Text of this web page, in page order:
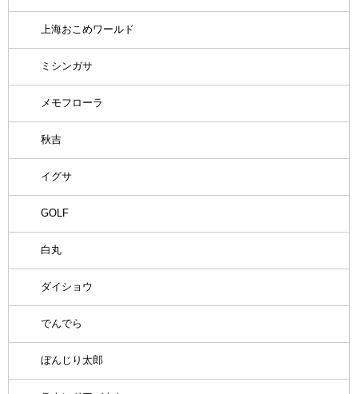
上海おこめワールド
ミシンガサ
メモフローラ
秋吉
イグサ
GOLF
白丸
ダイショウ
でんでら
ぼんじり太郎